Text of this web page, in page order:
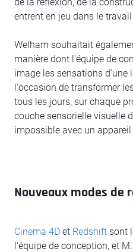
entrent en jeu dans le
Welham souhaitait
manière dont l'équipe de
image les sensations d'une
l'occasion de transformer
tous les jours, sur chaque
couche sensorielle visuelle
impossible avec un appareil
Nouveaux modes de
Cinema 4D et Redshift sont
l'équipe de conception, et